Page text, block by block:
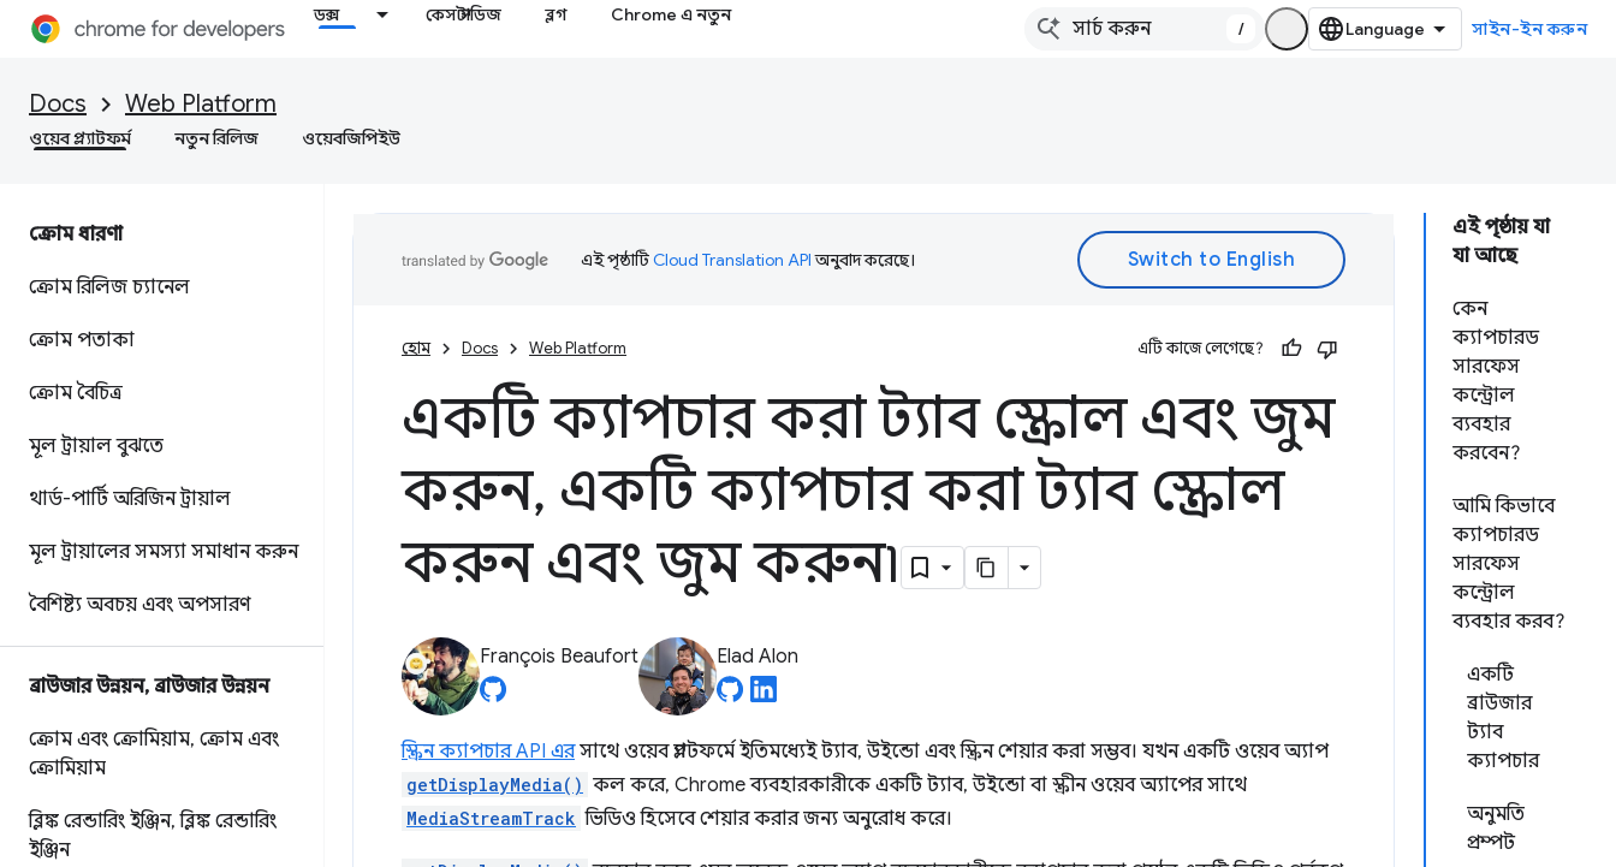
ডক্স কেস স্টাডিজ ব্লগ Chrome এ নতুন
/ সাইন-ইন করুন
Docs Web Platform
ওয়েব প্ল্যাটফর্ম নতুন রিলিজ ওয়েবজিপিইউ
ক্রোম ধারণা
ক্রোম রিলিজ চ্যানেল
ক্রোম পতাকা
ক্রোম বৈচিত্র
মূল ট্রায়াল বুঝতে
থার্ড-পার্টি অরিজিন ট্রায়াল
মূল ট্রায়ালের সমস্যা সমাধান করুন
বৈশিষ্ট্য অবচয় এবং অপসারণ
ব্রাউজার উন্নয়ন, ব্রাউজার উন্নয়ন
ক্রোম এবং ক্রোমিয়াম, ক্রোম এবং
ক্রোমিয়াম
ব্লিঙ্ক রেন্ডারিং ইঞ্জিন, ব্লিঙ্ক রেন্ডারিং
ইঞ্জিন
এই পৃষ্ঠায় যা
যা আছে
কেন
ক্যাপচারড
সারফেস
কন্ট্রোল
ব্যবহার
করবেন?
আমি কিভাবে
ক্যাপচারড
সারফেস
কন্ট্রোল
ব্যবহার করব?
একটি
ব্রাউজার
ট্যাব
ক্যাপচার
অনুমতি
প্রম্পট
এই পৃষ্ঠাটিCloud Translation APIঅনুবাদ করেছে।
হোম Docs Web Platform এটি কাজে লেগেছে?
একটি ক্যাপচার করা ট্যাব স্ক্রোল এবং জুম
করুন, একটি ক্যাপচার করা ট্যাব স্ক্রোল
করুন এবং জুম করুন৷
François Beaufort Elad Alon
স্ক্রিন ক্যাপচার API এরসাথে ওয়েব প্ল্যাটফর্মে ইতিমধ্যেই ট্যাব, উইন্ডো এবং স্ক্রিন শেয়ার করা সম্ভব। যখন একটি ওয়েব অ্যাপ
getDisplayMedia() কল করে, Chrome ব্যবহারকারীকে একটি ট্যাব, উইন্ডো বা স্ক্রীন ওয়েব অ্যাপের সাথে
MediaStreamTrack ভিডিও হিসেবে শেয়ার করার জন্য অনুরোধ করে।